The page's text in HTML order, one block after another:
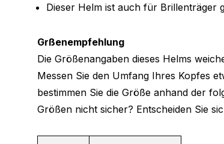
Dieser Helm ist auch für Brillenträger
Grßenempfehlung
Die Größenangaben dieses Helms
Messen Sie den Umfang Ihres Kopfes
bestimmen Sie die Größe anhand der
Größen nicht sicher? Entscheiden Sie